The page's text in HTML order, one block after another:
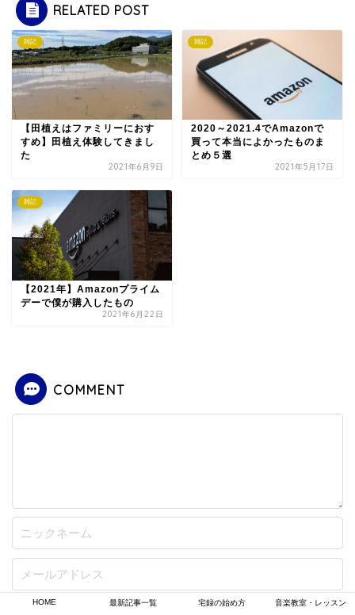
RELATED POST
雑記
【田植えはファミリーにおす
すめ】田植え体験してきまし
た
2021年6月9日
雑記
2020～2021.4でAmazonで
買って本当によかったものま
とめ５選
2021年5月17日
雑記
【2021年】Amazonプライム
デーで僕が購入したもの
2021年6月22日
COMMENT
次回のコメントで使用するためブラウザーに自分の名
HOME 最新記事一覧 宅録の始め方 音楽教室・レッスン